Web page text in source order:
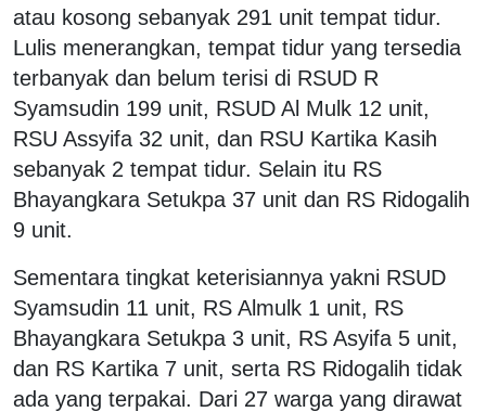
atau kosong sebanyak 291 unit tempat tidur.
Lulis menerangkan, tempat tidur yang tersedia
terbanyak dan belum terisi di RSUD R
Syamsudin 199 unit, RSUD Al Mulk 12 unit,
RSU Assyifa 32 unit, dan RSU Kartika Kasih
sebanyak 2 tempat tidur. Selain itu RS
Bhayangkara Setukpa 37 unit dan RS Ridogalih
9 unit.
Sementara tingkat keterisiannya yakni RSUD
Syamsudin 11 unit, RS Almulk 1 unit, RS
Bhayangkara Setukpa 3 unit, RS Asyifa 5 unit,
dan RS Kartika 7 unit, serta RS Ridogalih tidak
ada yang terpakai. Dari 27 warga yang dirawat